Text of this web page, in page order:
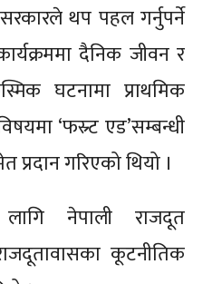
थप पहल गर्नुपर्ने
दैनिक जीवन र
घटनामा प्राथमिक
‘फस्र्ट एड’सम्बन्धी
प्रदान गरिएको थियो ।
नेपाली राजदूत
कूटनीतिक